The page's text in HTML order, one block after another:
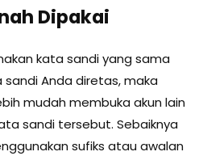
Dipakai
kata sandi yang sama
sandi Anda diretas, maka
mudah membuka akun lain
sandi tersebut. Sebaiknya
sufiks atau awalan